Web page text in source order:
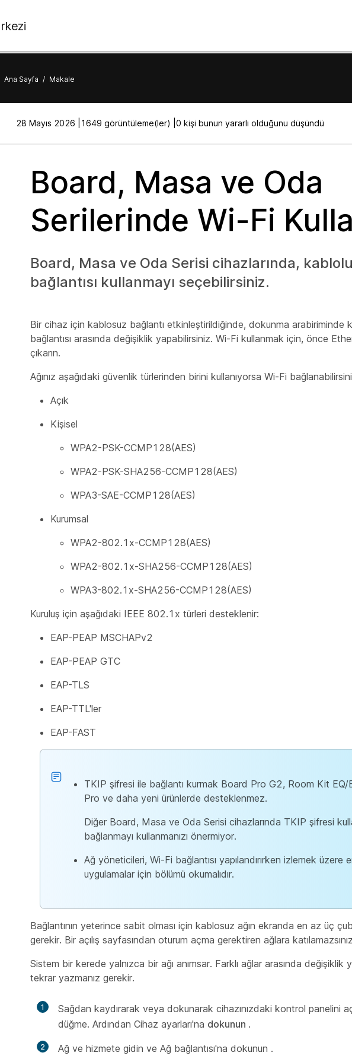
Ana Sayfa / Makale
28 Mayıs 2026 | 1649 görüntüleme(ler) | 0 kişi bunun yararlı olduğunu düşündü
Board, Masa ve Oda
Serilerinde Wi-Fi
Board, Masa ve Oda Serisi cihazlarında,
bağlantısı kullanmayı seçebilirsiniz.
Bir cihaz için kablosuz bağlantı etkinleştirildiğinde, dokunma arabiriminde
bağlantısı arasında değişiklik yapabilirsiniz. Wi-Fi kullanmak için, önce
çıkarın.
Ağınız aşağıdaki güvenlik türlerinden birini kullanıyorsa Wi-Fi
Açık
Kişisel
WPA2-PSK-CCMP128(AES)
WPA2-PSK-SHA256-CCMP128(AES)
WPA3-SAE-CCMP128(AES)
Kurumsal
WPA2-802.1x-CCMP128(AES)
WPA2-802.1x-SHA256-CCMP128(AES)
WPA3-802.1x-SHA256-CCMP128(AES)
Kuruluş için aşağıdaki IEEE 802.1x türleri desteklenir:
EAP-PEAP MSCHAPv2
EAP-PEAP GTC
EAP-TLS
EAP-TTL'ler
EAP-FAST
TKIP şifresi ile bağlantı kurmak Board Pro G2, Room Kit EQ/
Pro ve daha yeni ürünlerde desteklenmez.
Diğer Board, Masa ve Oda Serisi cihazlarında TKIP şifresi
bağlanmayı kullanmanızı önermiyor.
Ağ yöneticileri, Wi-Fi bağlantısı yapılandırırken izlemek üzere
uygulamalar için bölümü okumalıdır.
Bağlantının yeterince sabit olması için kablosuz ağın ekranda en az üç
gerekir. Bir açılış sayfasından oturum açma gerektiren ağlara
Sistem bir kerede yalnızca bir ağı anımsar. Farklı ağlar arasında değişiklik
tekrar yazmanız gerekir.
1
Sağdan kaydırarak veya dokunarak cihazınızdaki kontrol panelini
düğme. Ardından Cihaz ayarları'na dokunun .
2 Ağ ve hizmete gidin ve Ağ bağlantısı'na dokunun .